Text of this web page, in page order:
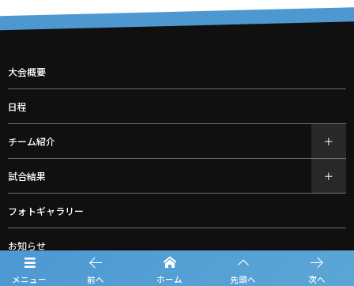
メニュー 前へ ホーム 先頭へ 次へ
大会概要
日程
チーム紹介
試合結果
フォトギャラリー
お知らせ
ルーキーリーグ一覧